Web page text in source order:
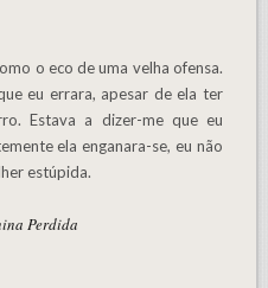
o eco de uma velha ofensa.
eu errara, apesar de ela ter
Estava a dizer-me que eu
ela enganara-se, eu não
estúpida.
Perdida